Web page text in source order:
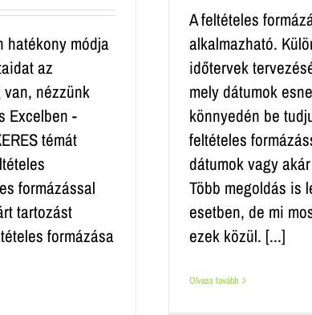
A feltételes
alkalmazható.
időtervek
mely dátumok
könnyedén be
feltételes
dátumok vagy
Több megoldás is
esetben, de mi
ezek közül. [...]
Olvass tovább
hatékony módja
az
nézzünk
Excelben -
témát
formázással
tartozást
formázása